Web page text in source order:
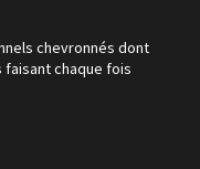
chevronnés dont
chaque fois